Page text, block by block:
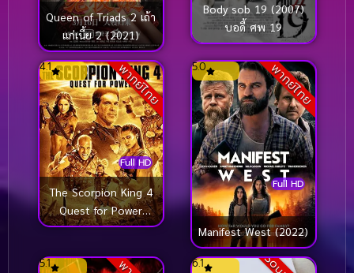
Queen of Triads 2 เถ้า
แก่เนี้ย 2 (2021)
Body sob 19 (2007)
บอดี้ ศพ 19
พากย์ไทย
Full HD
4.1
The Scorpion King 4
Quest for Power
(2015) เดอะ สก
อำนาจจอมราชันย์
พากย์ไทย
Full HD
5.0
Manifest West (2022)
5.1 6.1